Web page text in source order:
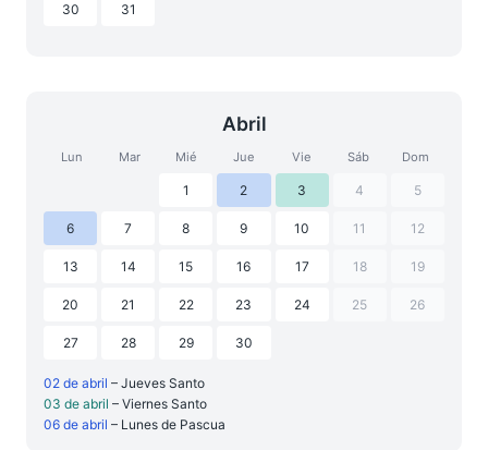
30 31
Abril
Lun Mar Mié Jue Vie Sáb Dom
1 2 3 4 5
6 7 8 9 10 11 12
13 14 15 16 17 18 19
20 21 22 23 24 25 26
27 28 29 30
02 de abril – Jueves Santo
03 de abril – Viernes Santo
06 de abril – Lunes de Pascua